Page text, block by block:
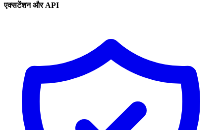
एक्सटेंशन और API